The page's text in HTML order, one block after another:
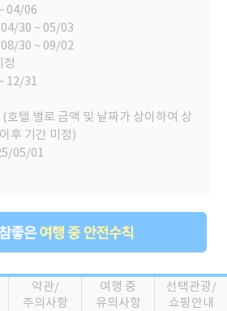
04/06
30 ~ 05/03
30 ~ 09/02
정
12/31
호텔 별로 금액 및 날짜가 상이하여 상
후 기간 미정)
05/01
약관/
주의사항
여행 중
유의사항
선택관광/
쇼핑안내